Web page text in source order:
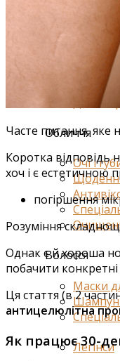
Засоби
Для
Для
Для
Для
Обличчя
Очі і
Волосся
Маски
Легінси
Часте питання, яке
Коротка відповідь
хоч і є естетичною
погіршення
Розуміння
Однак є й хороша
побачити
Ця стаття (в 2
антицелюлітна
Як працює 30-